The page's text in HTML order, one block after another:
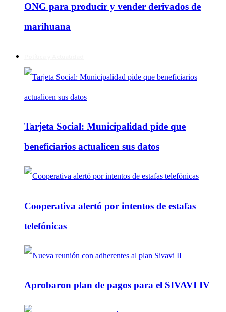
ONG para producir y vender derivados de
marihuana
Tarjeta Social: Municipalidad pide que
beneficiarios actualicen sus datos
Cooperativa alertó por intentos de estafas
telefónicas
Aprobaron plan de pagos para el SIVAVI IV